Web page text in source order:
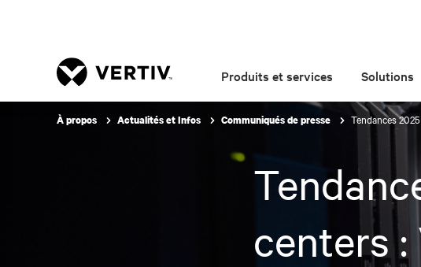
Produits et services Solutions
À propos Actualités et Infos Communiqués de presse Tendances
centers